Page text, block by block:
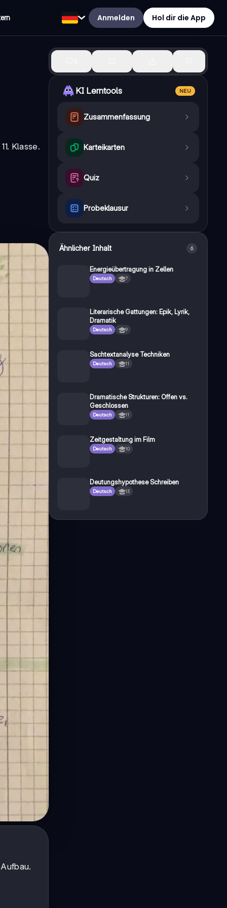
Anmelden Hol dir die App
11. Klasse.
KI Lerntools NEU
Zusammenfassung
Karteikarten
Quiz
Probeklausur
Ähnlicher Inhalt 6
Energieübertragung in Zellen
Deutsch 7
Literarische Gattungen: Epik, Lyrik,
Dramatik
Deutsch 9
Sachtextanalyse Techniken
Deutsch 11
Dramatische Strukturen: Offen vs.
Geschlossen
Deutsch 11
Zeitgestaltung im Film
Deutsch 10
Deutungshypothese Schreiben
Deutsch 13